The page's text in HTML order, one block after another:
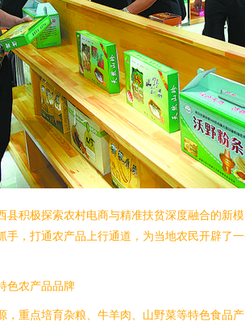
县积极探索农村电商与精准扶贫深度融合的新模
手，打通农产品上行通道，为当地农民开辟了
色农产品品牌
，重点培育杂粮、牛羊肉、山野菜等特色食品产